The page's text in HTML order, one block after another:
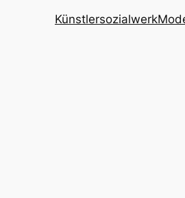
Künstlersozialwerk